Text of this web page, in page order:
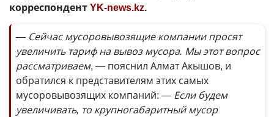
корреспондентYK-news.kz.
— Сейчас мусоровывозящие компании просят
увеличить тариф на вывоз мусора. Мы этот вопрос
рассматриваем, — пояснил Алмат Акышов, и
обратился к представителям этих самых
мусоровывозящих компаний: — Если будем
увеличивать, то крупногабаритный мусор